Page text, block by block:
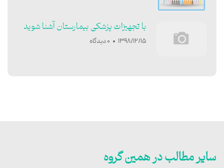
با تجهیزات پزشکی بیمارستان آشنا شوید
1398/12/15 0 دیدگاه
سایر مطالب در همین گروه